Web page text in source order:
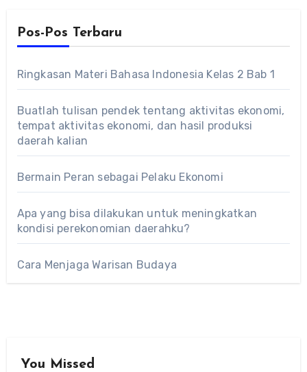
Pos-Pos Terbaru
Ringkasan Materi Bahasa Indonesia Kelas 2 Bab 1
Buatlah tulisan pendek tentang aktivitas ekonomi,
tempat aktivitas ekonomi, dan hasil produksi
daerah kalian
Bermain Peran sebagai Pelaku Ekonomi
Apa yang bisa dilakukan untuk meningkatkan
kondisi perekonomian daerahku?
Cara Menjaga Warisan Budaya
You Missed